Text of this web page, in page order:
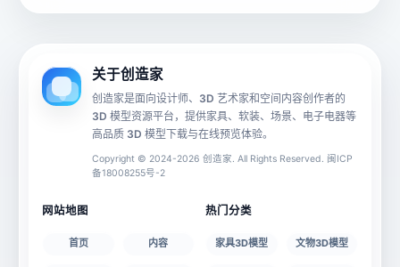
文件大小
关于创造家
创造家是面向设计师、3D 艺术家和空间内容创作者的
3D 模型资源平台，提供家具、软装、场景、电子电器等
高品质 3D 模型下载与在线预览体验。
Copyright © 2024-2026 创造家. All Rights Reserved. 闽ICP
备18008255号-2
网站地图
首页 内容
热门分类
家具3D模型 文物3D模型